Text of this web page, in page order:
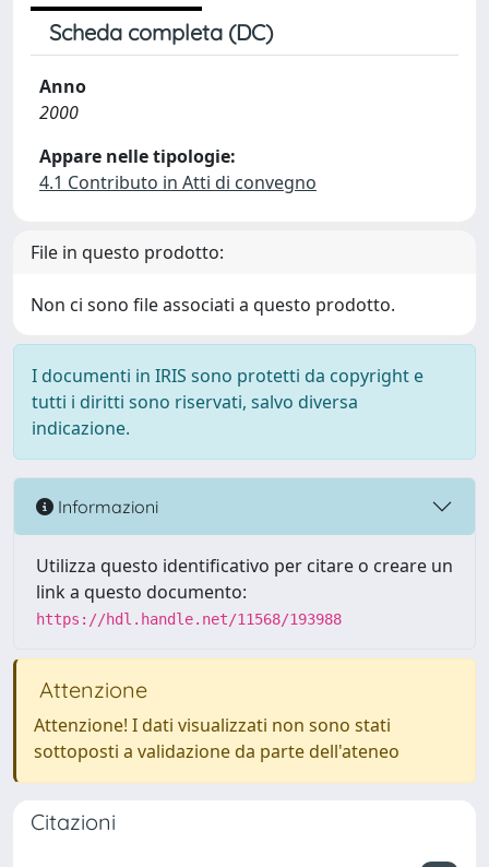
Scheda completa (DC)
Anno
2000
Appare nelle tipologie:
4.1 Contributo in Atti di convegno
File in questo prodotto:
Non ci sono file associati a questo prodotto.
I documenti in IRIS sono protetti da copyright e
tutti i diritti sono riservati, salvo diversa
indicazione.
Informazioni
Utilizza questo identificativo per citare o creare un
link a questo documento:
https://hdl.handle.net/11568/193988
Attenzione
Attenzione! I dati visualizzati non sono stati
sottoposti a validazione da parte dell'ateneo
Citazioni